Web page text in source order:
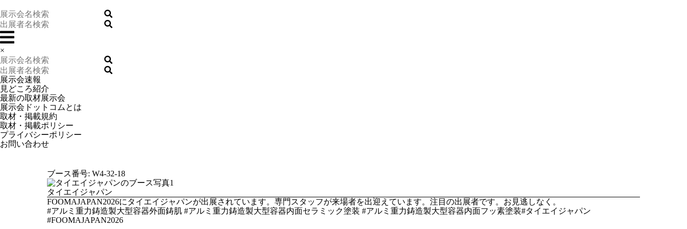
×
展示会速報
見どころ紹介
最新の取材展示会
展示会ドットコムとは
取材・掲載規約
取材・掲載ポリシー
プライバシーポリシー
お問い合わせ
ブース番号: W4-32-18
タイエイジャパン
FOOMAJAPAN2026にタイエイジャパンが出展されています。専門スタッフが来場者を出迎えています。注目の出展者です。お見逃しなく。
#アルミ重力鋳造製大型容器外面鋳肌 #アルミ重力鋳造製大型容器内面セラミック塗装 #アルミ重力鋳造製大型容器内面フッ素塗装#タイエイジャパン
#FOOMAJAPAN2026